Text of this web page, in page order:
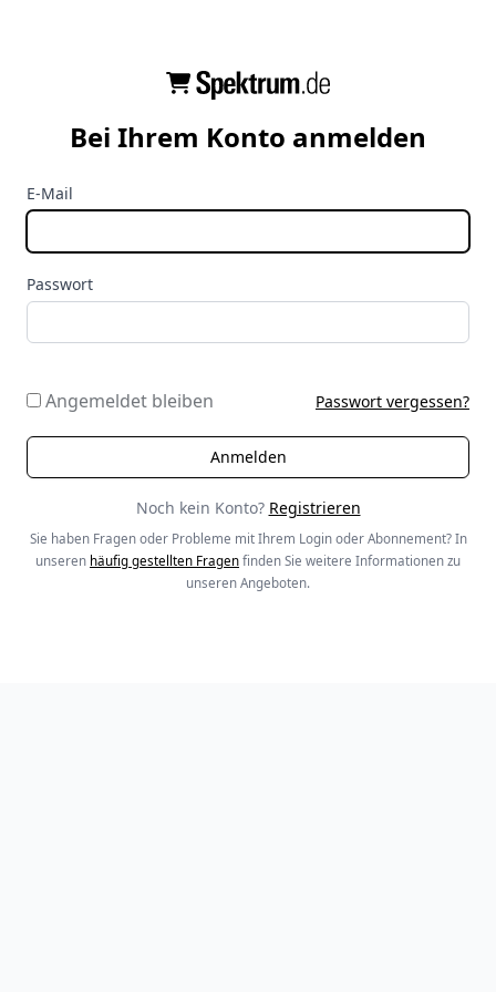
Bei Ihrem Konto anmelden
E-Mail
Passwort
Angemeldet bleiben Passwort vergessen?
Noch kein Konto? Registrieren
Sie haben Fragen oder Probleme mit Ihrem Login oder Abonnement? In
unseren häufig gestellten Fragen finden Sie weitere Informationen zu
unseren Angeboten.